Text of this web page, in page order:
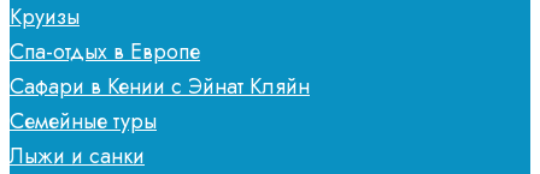
Круизы
Спа-отдых в Европе
Сафари в Кении с Эйнат Кляйн
Семейные туры
Лыжи и санки